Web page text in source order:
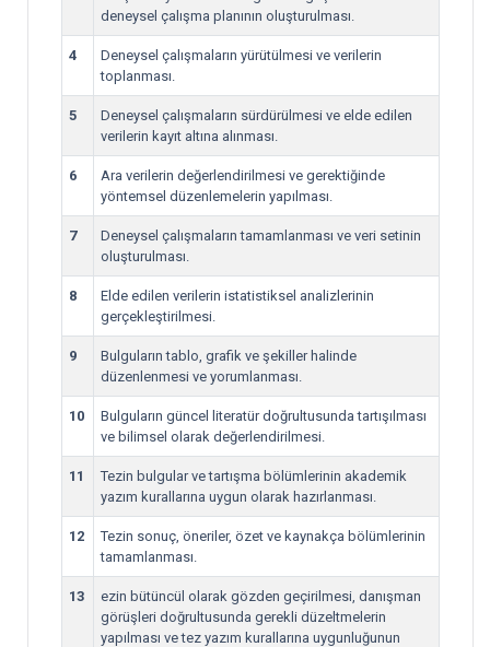
deneysel çalışma planının oluşturulması.
4
Deneysel çalışmaların yürütülmesi ve verilerin
toplanması.
5
Deneysel çalışmaların sürdürülmesi ve elde edilen
verilerin kayıt altına alınması.
6
Ara verilerin değerlendirilmesi ve gerektiğinde
yöntemsel düzenlemelerin yapılması.
7
Deneysel çalışmaların tamamlanması ve veri setinin
oluşturulması.
8
Elde edilen verilerin istatistiksel analizlerinin
gerçekleştirilmesi.
9
Bulguların tablo, grafik ve şekiller halinde
düzenlenmesi ve yorumlanması.
10
Bulguların güncel literatür doğrultusunda tartışılması
ve bilimsel olarak değerlendirilmesi.
11
Tezin bulgular ve tartışma bölümlerinin akademik
yazım kurallarına uygun olarak hazırlanması.
12
Tezin sonuç, öneriler, özet ve kaynakça bölümlerinin
tamamlanması.
13
ezin bütüncül olarak gözden geçirilmesi, danışman
görüşleri doğrultusunda gerekli düzeltmelerin
yapılması ve tez yazım kurallarına uygunluğunun